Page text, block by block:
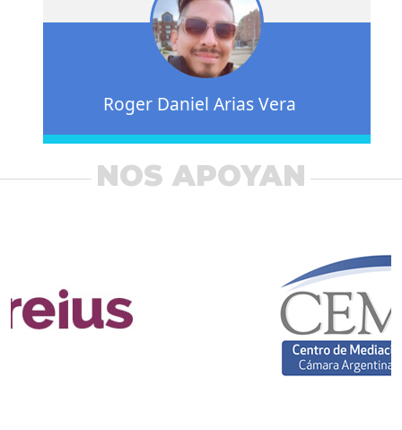
Roger Daniel Arias Vera
NOS APOYAN